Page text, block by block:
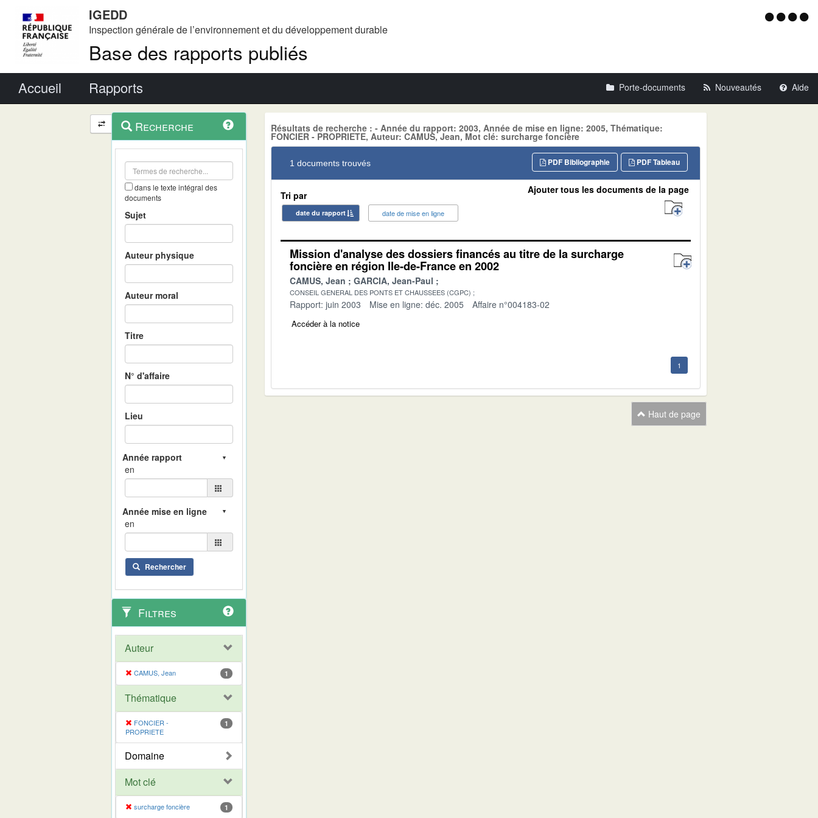
IGEDD
Inspection générale de l’environnement et du développement durable
Base des rapports publiés
Menu
Accueil Rapports Porte-documents Nouveautés Aide
Navigation
et
outils
contextuel
Recherche
dans le texte intégral des
documents
Sujet
Auteur physique
Auteur moral
Titre
N° d'affaire
Lieu
en
en
Rechercher
Filtres
Auteur
CAMUS, Jean 1
Thématique
FONCIER -
PROPRIETE
1
Domaine
Mot clé
surcharge foncière 1
Résultats de recherche : - Année du rapport: 2003, Année de mise en ligne: 2005, Thématique:
FONCIER - PROPRIETE, Auteur: CAMUS, Jean, Mot clé: surcharge foncière
1 documents trouvés PDF Tableau
PDF Bibliographie
Tri par
date du rapport date de mise en ligne
Ajouter tous les documents de la page
Mission d'analyse des dossiers financés au titre de la surcharge
foncière en région Ile-de-France en 2002
CAMUS, Jean GARCIA, Jean-Paul
CONSEIL GENERAL DES PONTS ET CHAUSSEES (CGPC)
Rapport: juin 2003 Mise en ligne: déc. 2005 Affaire n°004183-02
Accéder à la notice
1
Haut de page